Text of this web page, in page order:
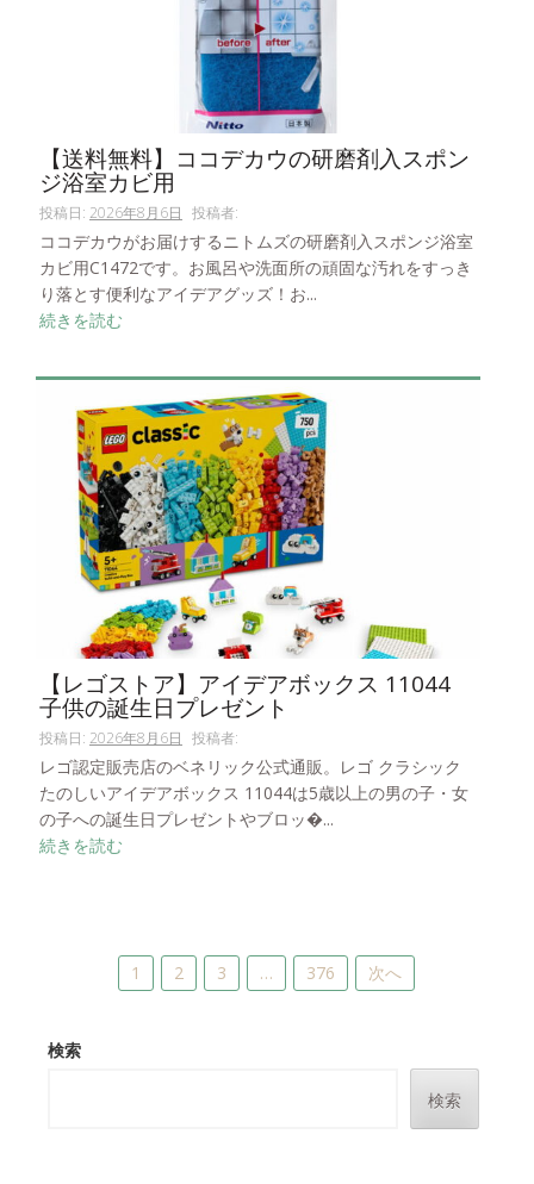
【送料無料】ココデカウの研磨剤入スポン
ジ浴室カビ用
投稿日: 2026年8月6日 投稿者:
ココデカウがお届けするニトムズの研磨剤入スポンジ浴室
カビ用C1472です。お風呂や洗面所の頑固な汚れをすっき
り落とす便利なアイデアグッズ！お...
続きを読む
【レゴストア】アイデアボックス 11044
子供の誕生日プレゼント
投稿日: 2026年8月6日 投稿者:
レゴ認定販売店のベネリック公式通販。レゴ クラシック
たのしいアイデアボックス 11044は5歳以上の男の子・女
の子への誕生日プレゼントやブロッ�...
続きを読む
の
1 2 3 … 376 次へ
検索
検索